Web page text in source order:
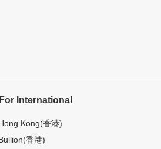
International
Kong(香港)
香港)